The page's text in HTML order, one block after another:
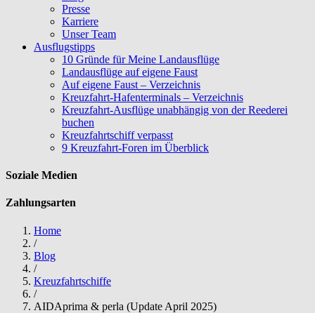
Presse
Karriere
Unser Team
Ausflugstipps
10 Gründe für Meine Landausflüge
Landausflüge auf eigene Faust
Auf eigene Faust – Verzeichnis
Kreuzfahrt-Hafenterminals – Verzeichnis
Kreuzfahrt-Ausflüge unabhängig von der Reederei
buchen
Kreuzfahrtschiff verpasst
9 Kreuzfahrt-Foren im Überblick
Soziale Medien
Zahlungsarten
Home
/
Blog
/
Kreuzfahrtschiffe
/
AIDAprima & perla (Update April 2025)